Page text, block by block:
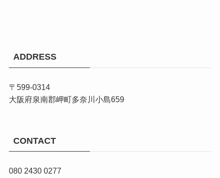
ADDRESS
〒599-0314
大阪府泉南郡岬町多奈川小島659
CONTACT
080 2430 0277